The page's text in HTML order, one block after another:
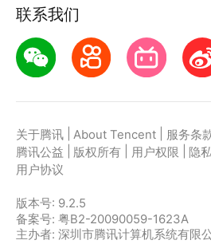
联系我们
关于腾讯 About Tencent 服务条
腾讯公益
版权所有 用户权限 隐
用户协议
版本号: 9.2.5
备案号: 粤B2-20090059-1623A
主办者: 深圳市腾讯计算机系统有限